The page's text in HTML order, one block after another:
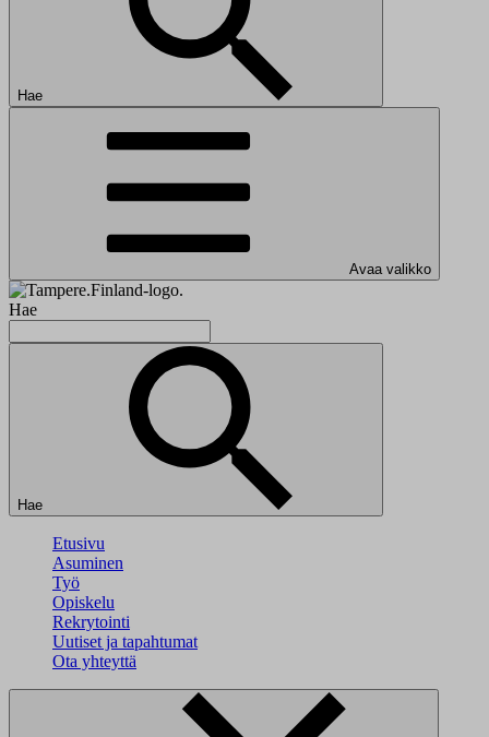
Hae
Avaa valikko
Hae
Hae
Etusivu
Asuminen
Työ
Opiskelu
Rekrytointi
Uutiset ja tapahtumat
Ota yhteyttä